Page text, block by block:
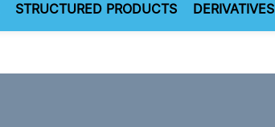
STRUCTURED PRODUCTS DERIVATIVES